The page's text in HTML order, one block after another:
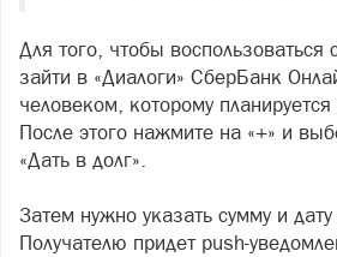
Для того, чтобы воспользоваться
зайти в «Диалоги» СберБанк
человеком, которому
После этого нажмите на «+» и
«Дать в долг».
Затем нужно указать сумму и
Получателю придет push-